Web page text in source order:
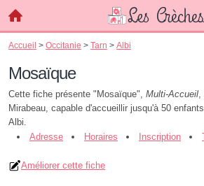
Accueil > Occitanie > Tarn > Albi
Mosaïque
Cette fiche présente "Mosaïque", Multi-Accueil,
Mirabeau, capable d'accueillir jusqu'à 50
Albi.
Adresse
Horaires Inscription
Améliorer cette fiche